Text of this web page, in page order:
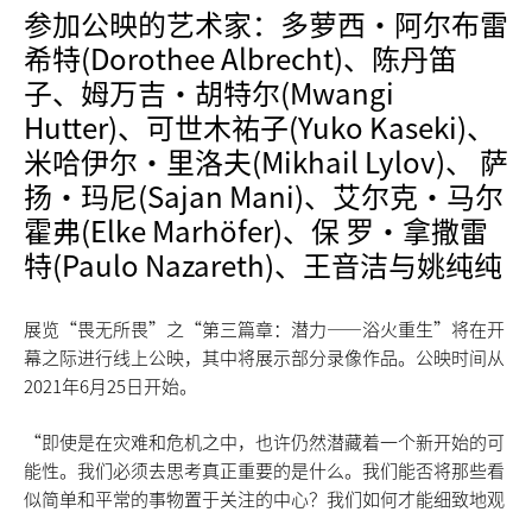
参加公映的艺术家：多萝西·阿尔布雷
希特(Dorothee Albrecht)、陈丹笛
子、姆万吉·胡特尔(Mwangi
Hutter)、可世木祐子(Yuko Kaseki)、
米哈伊尔·里洛夫(Mikhail Lylov)、 萨
扬·玛尼(Sajan Mani)、艾尔克·马尔
霍弗(Elke Marhöfer)、保 罗·拿撒雷
特(Paulo Nazareth)、王音洁与姚纯纯
展览“畏无所畏”之“第三篇章：潜力——浴火重生”将在开
幕之际进行线上公映，其中将展示部分录像作品。公映时间从
2021年6月25日开始。
“即使是在灾难和危机之中，也许仍然潜藏着一个新开始的可
能性。我们必须去思考真正重要的是什么。我们能否将那些看
似简单和平常的事物置于关注的中心？我们如何才能细致地观